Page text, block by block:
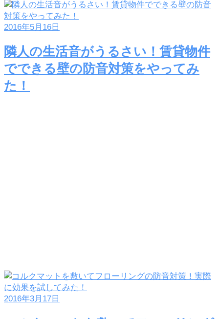
2016年5月16日
隣人の生活音がうるさい！賃貸物件
でできる壁の防音対策をやってみ
た！
2016年3月17日